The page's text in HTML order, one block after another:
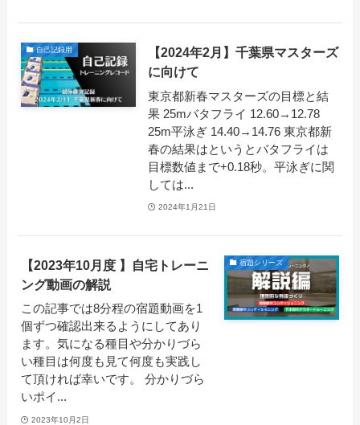
自己記録用
【2024年2月】千葉県マスターズ
に向けて
東京都新春マスターズの目標と結
果 25mバタフライ 12.60→12.78
25m平泳ぎ 14.40→14.76 東京都新
春の結果はというとバタフライは
目標数値まで+0.18秒。平泳ぎに関
しては...
2024年1月21日
宿題シリーズ
【2023年10月度 】自宅トレーニ
ング動画の解説
この記事では8分程の宿題動画を1
個ずつ確認出来るようにしてあり
ます。気になる種目や分かりづら
い種目は何度も見て何度も実践し
て頂ければ幸いです。 分かりづら
いポイ...
2023年10月2日